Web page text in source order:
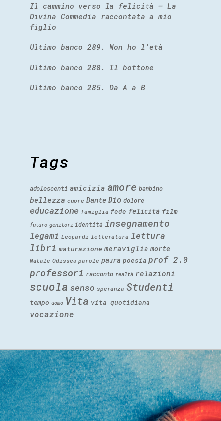
Il cammino verso la felicità – La
Divina Commedia raccontata a mio
figlio
Ultimo banco 289. Non ho l’età
Ultimo banco 288. Il bottone
Ultimo banco 285. Da A a B
Tags
adolescenti amicizia amore bambino
bellezza cuore Dante Dio dolore
educazione famiglia fede felicità film
futuro genitori identità insegnamento
legami Leopardi letteratura lettura
libri maturazione meraviglia morte
Natale Odissea parole paura poesia prof 2.0
professori racconto realtà relazioni
scuola senso speranza Studenti
tempo uomo Vita vita quotidiana
vocazione